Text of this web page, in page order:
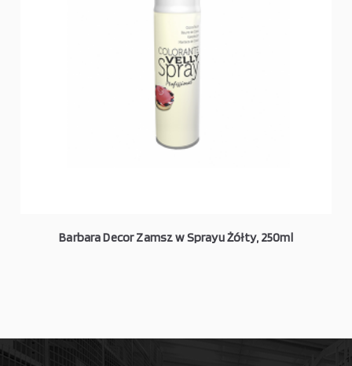
Barbara Decor Zamsz w Sprayu Żółty, 250ml